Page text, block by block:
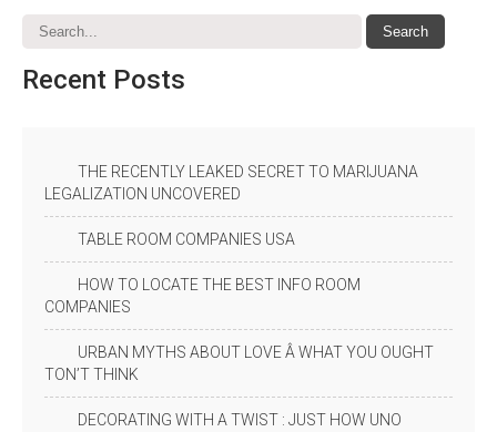
Recent Posts
THE RECENTLY LEAKED SECRET TO MARIJUANA
LEGALIZATION UNCOVERED
TABLE ROOM COMPANIES USA
HOW TO LOCATE THE BEST INFO ROOM
COMPANIES
URBAN MYTHS ABOUT LOVE Â WHAT YOU OUGHT
TON’T THINK
DECORATING WITH A TWIST : JUST HOW UNO